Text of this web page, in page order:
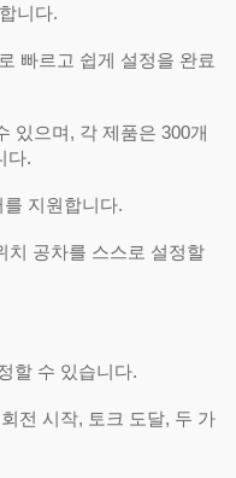
니다.
빠르고 쉽게 설정을 완료
있으며, 각 제품은 300개
다.
지원합니다.
치 공차를 스스로 설정할
할 수 있습니다.
전 시작, 토크 도달, 두 가